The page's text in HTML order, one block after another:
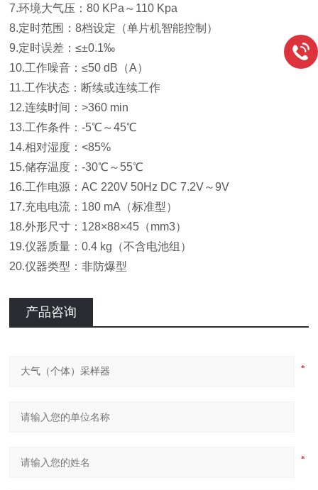
7.环境大气压：80 KPa～110 Kpa
8.定时范围：8档设定（单片机智能控制）
9.定时误差：≤±0.1‰
10.工作噪音：≤50 dB（A）
11.工作状态：断续或连续工作
12.连续时间：>360 min
13.工作条件：-5℃～45℃
14.相对湿度：<85%
15.储存温度：-30℃～55℃
16.工作电源：AC 220V 50Hz DC 7.2V～9V
17.充电电流：180 mA（标准型）
18.外形尺寸：128×88×45（mm3）
19.仪器质量：0.4 kg（不含电池组）
20.仪器类型：非防爆型
产品咨询